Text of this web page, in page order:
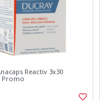
Reactiv 3x30
Promo